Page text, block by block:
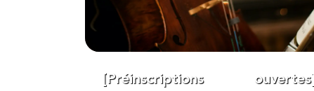
[Préinscriptions ouvertes]